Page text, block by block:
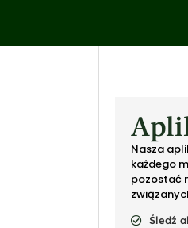
Nasza
każdego
pozostać
Śledź